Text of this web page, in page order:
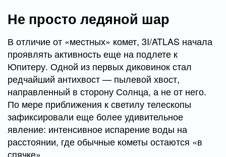
Не просто ледяной шар
В отличие от «местных» комет, 3I/ATLAS начала
проявлять активность еще на подлете к
Юпитеру. Одной из первых диковинок стал
редчайший антихвост — пылевой хвост,
направленный в сторону Солнца, а не от него.
По мере приближения к светилу телескопы
зафиксировали еще более удивительное
явление: интенсивное испарение воды на
расстоянии, где обычные кометы остаются «в
спячке».